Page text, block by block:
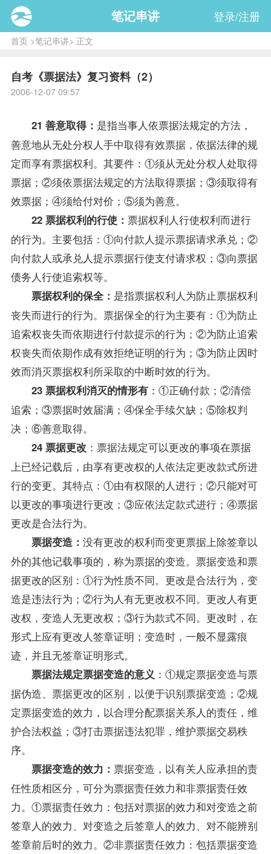
笔记串讲 登录/注册
首页>笔记串讲> 正文
自考《票据法》复习资料（2）
2006-12-07 09:57
21 善意取得： 是指当事人依票据法规定的方法，
善意地从无处分权人手中取得有效票据，依据法律的规
定而享有票据权利。其要件：①须从无处分权人处取得
票据；②须依票据法规定的方法取得票据；③须取得有
效票据；④须给付对价；⑤须为善意。
22 票据权利的行使： 票据权利人行使权利而进行
的行为。主要包括：①向付款人提示票据请求承兑；②
向付款人或承兑人提示票据行使支付请求权；③向票据
债务人行使追索权等。
票据权利的保全： 是指票据权利人为防止票据权利
丧失而进行的行为。票据保全的行为主要有：①为防止
追索权丧失而依期进行付款提示的行为；②为防止追索
权丧失而依期作成有效拒绝证明的行为；③为防止因时
效而消灭票据权利所采取的中断时效的行为。
23 票据权利消灭的情形有：①正确付款；②清偿
追索；③票据时效届满；④保全手续欠缺；⑤除权判
决；⑥善意取得。
24 票据更改：票据法规定可以更改的事项在票据
上已经记载后，由享有更改权的人依法定更改款式所进
行的变更。其特点：①由有权限的人进行；②只能对可
以更改的事项进行更改；③应依法定款式进行；④票据
更改是合法行为。
票据变造： 没有更改的权利而变更票据上除签章以
外的其他记载事项的，称为票据的变造。票据变造和票
据更改的区别：①行为性质不同。更改是合法行为，变
造是违法行为；②行为人有无更改权不同。更改人有更
改权，变造人无更改权；③行为款式不同。更改时，在
形式上应有更改人签章证明；变造时，一般不显露痕
迹，并且无签章证明形式。
票据法规定票据变造的意义 ：①规定票据变造与票
据伪造、票据更改的区别，以便于识别票据变造；②规
定票据变造的效力，以合理分配票据关系人的责任，维
护合法权益；③打击票据违法犯罪，维护票据交易秩
序。
票据变造的效力： 票据变造，以有关人应承担的责
任性质相区分，可分为票据责任效力和非票据责任效
力。①票据责任效力：包括对票据的效力和对变造之前
签章人的效力、对变造之后签章人的效力、对不能辨别
签章前后时的效力。②非票据责任效力：包括票据变造